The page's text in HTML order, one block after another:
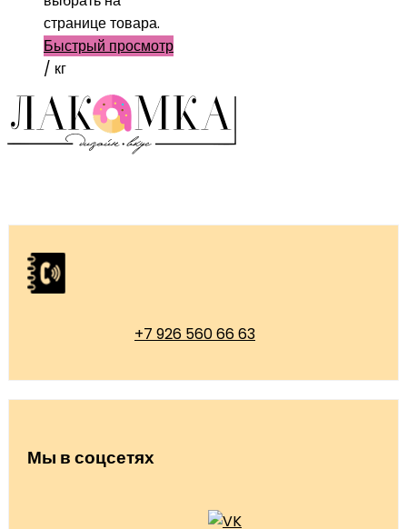
странице товара.
Быстрый просмотр
/ кг
+7 926 560 66 63
Мы в соцсетях